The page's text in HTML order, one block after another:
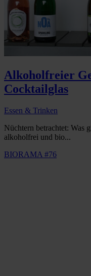
Alkoholfreier
Cocktailglas
Essen & Trinken
Nüchtern betrachtet: Was
alkoholfrei und bio...
BIORAMA #76